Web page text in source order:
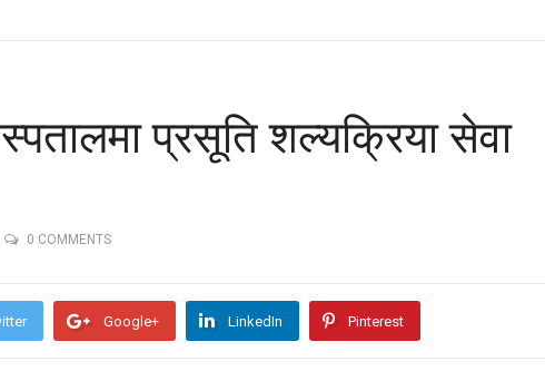
प्रसूति शल्यक्रिया सेवा
0 COMMENTS
Google+ LinkedIn Pinterest